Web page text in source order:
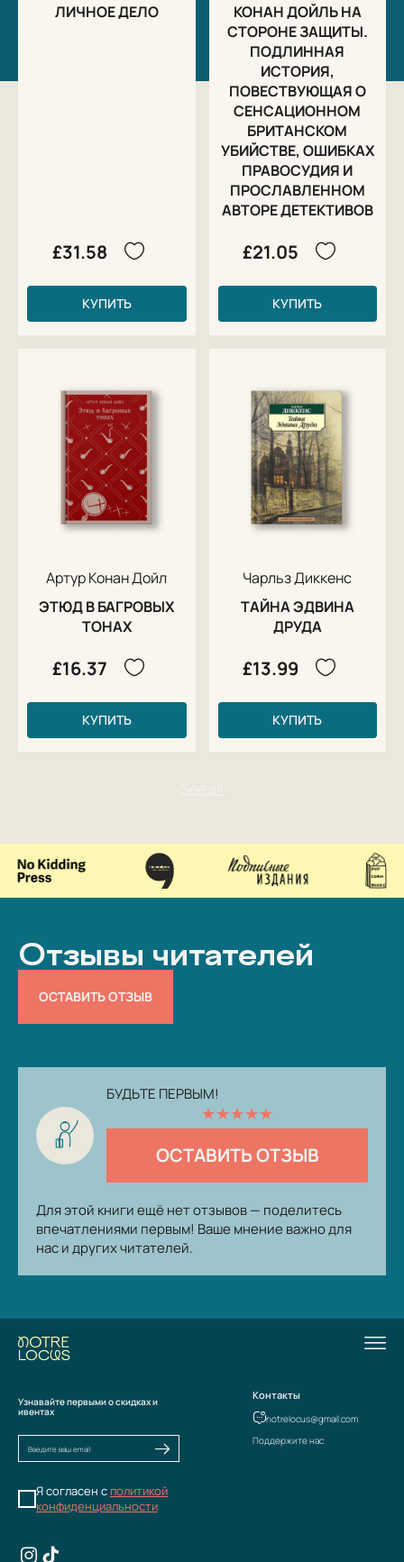
ЛИЧНОЕ ДЕЛО
£31.58
КУПИТЬ
КОНАН ДОЙЛЬ НА
СТОРОНЕ ЗАЩИТЫ.
ПОДЛИННАЯ
ИСТОРИЯ,
ПОВЕСТВУЮЩАЯ О
СЕНСАЦИОННОМ
БРИТАНСКОМ
УБИЙСТВЕ, ОШИБКАХ
ПРАВОСУДИЯ И
ПРОСЛАВЛЕННОМ
АВТОРЕ ДЕТЕКТИВОВ
£21.05
КУПИТЬ
Артур Конан Дойл
ЭТЮД В БАГРОВЫХ
ТОНАХ
£16.37
КУПИТЬ
Чарльз Диккенс
ТАЙНА ЭДВИНА
ДРУДА
£13.99
КУПИТЬ
Отзывы читателей
ОСТАВИТЬ ОТЗЫВ
БУДЬТЕ ПЕРВЫМ!
★★★★★
ОСТАВИТЬ ОТЗЫВ
Для этой книги ещё нет отзывов — поделитесь
впечатлениями первым! Ваше мнение важно для
нас и других читателей.
Узнавайте первыми о скидках и
ивентах
Я согласен с политикой
конфиденциальности
Контакты
notrelocus@gmail.com
Поддержите нас